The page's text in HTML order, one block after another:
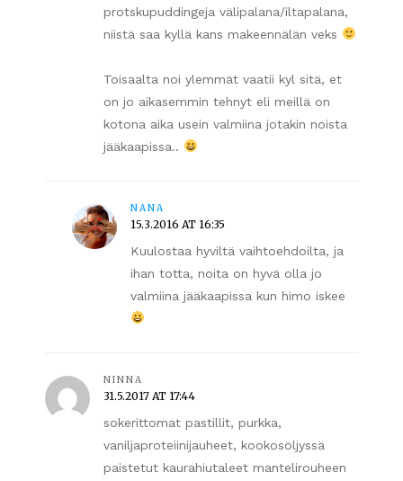
protskupuddingeja välipalana/iltapalana,
niistä saa kyllä kans makeennälän veks
Toisaalta noi ylemmät vaatii kyl sitä, et
on jo aikasemmin tehnyt eli meillä on
kotona aika usein valmiina jotakin noista
jääkaapissa..
NANA
15.3.2016 AT 16:35
Kuulostaa hyviltä vaihtoehdoilta, ja
ihan totta, noita on hyvä olla jo
valmiina jääkaapissa kun himo iskee
NINNA
31.5.2017 AT 17:44
sokerittomat pastillit, purkka,
vaniljaproteiinijauheet, kookosöljyssä
paistetut kaurahiutaleet mantelirouheen